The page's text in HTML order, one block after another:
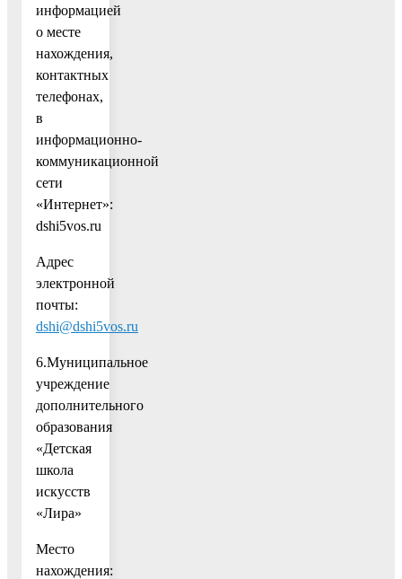
информацией
о месте
нахождения,
контактных
телефонах,
в
информационно-
коммуникационной
сети
«Интернет»:
dshi5vos.ru
Адрес
электронной
почты:
dshi@dshi5vos.ru
6.Муниципальное
учреждение
дополнительного
образования
«Детская
школа
искусств
«Лира»
Место
нахождения: